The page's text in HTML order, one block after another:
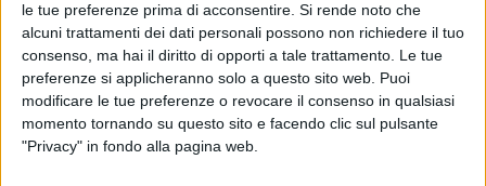
le tue preferenze prima di acconsentire. Si rende noto che
alcuni trattamenti dei dati personali possono non richiedere il tuo
consenso, ma hai il diritto di opporti a tale trattamento. Le tue
preferenze si applicheranno solo a questo sito web. Puoi
modificare le tue preferenze o revocare il consenso in qualsiasi
momento tornando su questo sito e facendo clic sul pulsante
"Privacy" in fondo alla pagina web.